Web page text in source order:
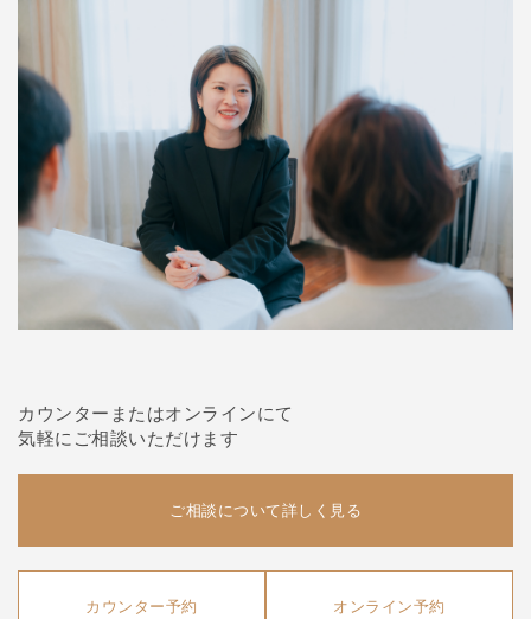
カウンターまたはオンラインにて
気軽にご相談いただけます
ご相談について詳しく見る
カウンター予約 オンライン予約